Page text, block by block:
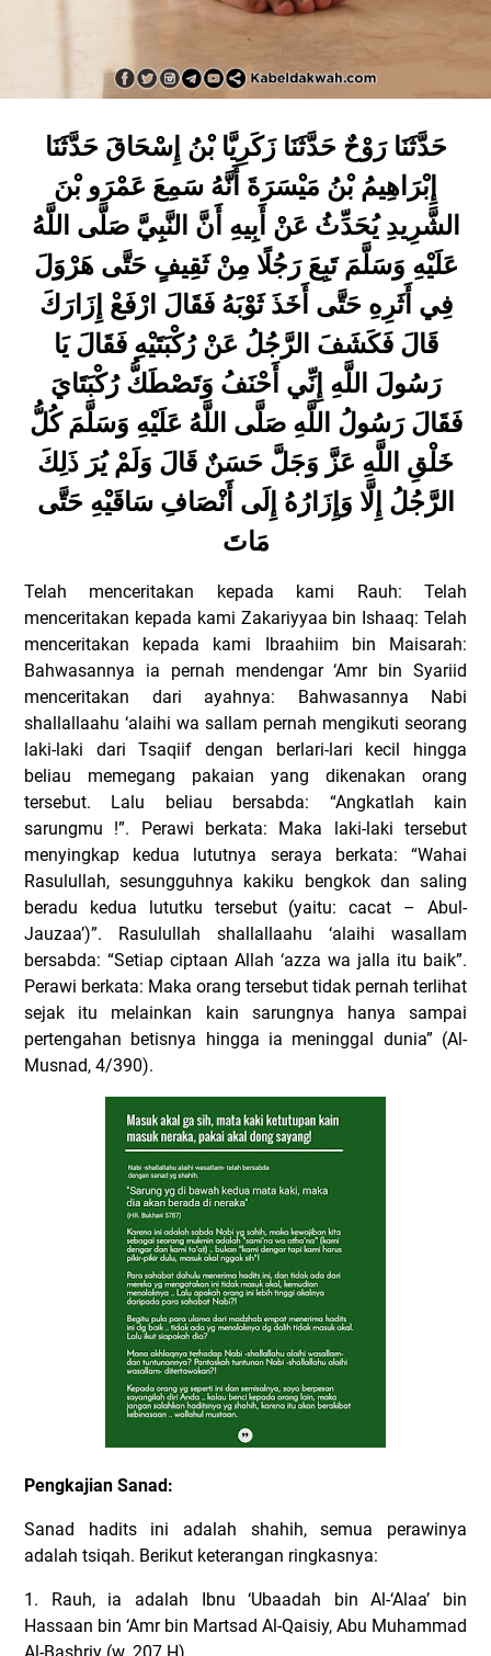
حَدَّثَنَا رَوْحٌ حَدَّثَنَا زَكَرِيَّا بْنُ إِسْحَاقَ حَدَّثَنَا
إِبْرَاهِيمُ بْنُ مَيْسَرَةَ أَنَّهُ سَمِعَ عَمْرَو بْنَ
الشَّرِيدِ يُحَدِّثُ عَنْ أَبِيهِ أَنَّ النَّبِيَّ صَلَّى اللَّهُ
عَلَيْهِ وَسَلَّمَ تَبِعَ رَجُلًا مِنْ ثَقِيفٍ حَتَّى هَرْوَلَ
فِي أَثَرِهِ حَتَّى أَخَذَ ثَوْبَهُ فَقَالَ ارْفَعْ إِزَارَكَ
قَالَ فَكَشَفَ الرَّجُلُ عَنْ رُكْبَتَيْهِ فَقَالَ يَا
رَسُولَ اللَّهِ إِنِّي أَحْنَفُ وَتَصْطَكُّ رُكْبَتَايَ
فَقَالَ رَسُولُ اللَّهِ صَلَّى اللَّهُ عَلَيْهِ وَسَلَّمَ كُلُّ
خَلْقِ اللَّهِ عَزَّ وَجَلَّ حَسَنٌ قَالَ وَلَمْ يُرَ ذَلِكَ
الرَّجُلُ إِلَّا وَإِزَارُهُ إِلَى أَنْصَافِ سَاقَيْهِ حَتَّى
مَاتَ
Telah menceritakan kepada kami Rauh: Telah
menceritakan kepada kami Zakariyyaa bin Ishaaq: Telah
menceritakan kepada kami Ibraahiim bin Maisarah:
Bahwasannya ia pernah mendengar ‘Amr bin Syariid
menceritakan dari ayahnya: Bahwasannya Nabi
shallallaahu ‘alaihi wa sallam pernah mengikuti seorang
laki-laki dari Tsaqiif dengan berlari-lari kecil hingga
beliau memegang pakaian yang dikenakan orang
tersebut. Lalu beliau bersabda: “Angkatlah kain
sarungmu !”. Perawi berkata: Maka laki-laki tersebut
menyingkap kedua lututnya seraya berkata: “Wahai
Rasulullah, sesungguhnya kakiku bengkok dan saling
beradu kedua lututku tersebut (yaitu: cacat – Abul-
Jauzaa’)”. Rasulullah shallallaahu ‘alaihi wasallam
bersabda: “Setiap ciptaan Allah ‘azza wa jalla itu baik”.
Perawi berkata: Maka orang tersebut tidak pernah terlihat
sejak itu melainkan kain sarungnya hanya sampai
pertengahan betisnya hingga ia meninggal dunia” (Al-
Musnad, 4/390).
Pengkajian Sanad:
Sanad hadits ini adalah shahih, semua perawinya
adalah tsiqah. Berikut keterangan ringkasnya:
1. Rauh, ia adalah Ibnu ‘Ubaadah bin Al-‘Alaa’ bin
Hassaan bin ‘Amr bin Martsad Al-Qaisiy, Abu Muhammad